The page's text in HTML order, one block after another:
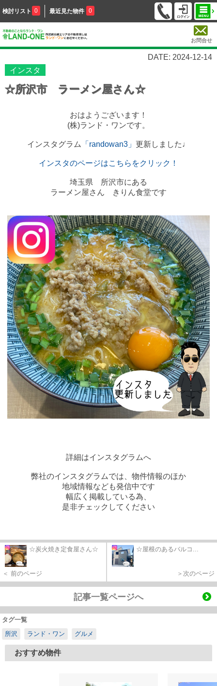
検討リスト 0 最近見た物件 0
お問合せ
DATE: 2024-12-14
インスタ
☆所沢市 ラーメン屋さん☆
おはようございます！
(株)ランド・ワンです。
インスタグラム 「randowan3」 更新しました♩
インスタのページはこちらをクリック！
埼玉県 所沢市にある
ラーメン屋さん きりん食堂です
詳細はインスタグラムへ
弊社のインスタグラムでは、物件情報のほか
地域情報なども発信中です
幅広く掲載している為、
是非チェックしてください
☆炭火焼き定食屋さん☆
＜ 前のページ
☆屋根のあるバルコ...
＞次のページ
記事一覧ページへ
タグ一覧
所沢
ランド・ワン グルメ
おすすめ物件